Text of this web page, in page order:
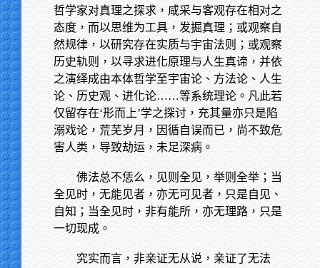
哲学家对真理之探求，咸采与客观存在相对之
态度，而以思维为工具，发掘真理；或观察自
然规律，以研究存在实质与宇宙法则；或观察
历史轨则，以寻求进化原理与人生真谛，并依
之演绎成由本体哲学至宇宙论、方法论、人生
论、历史观、进化论……等系统理论。凡此若
仅留存在‘形而上’学之探讨，充其量亦只是陷
溺戏论，荒芜岁月，因循自误而已，尚不致危
害人类，导致劫运，未足深病。
佛法总不恁么，见则全见，举则全举；当
全见时，无能见者，亦无可见者，只是自见、
自知；当全见时，非有能所，亦无理路，只是
一切现成。
究实而言，非亲证无从说，亲证了无法